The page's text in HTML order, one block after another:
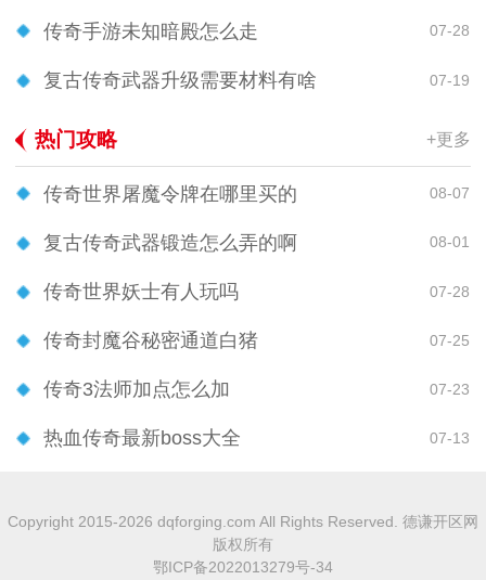
传奇手游未知暗殿怎么走 07-28
复古传奇武器升级需要材料有啥 07-19
热门攻略 +更多
传奇世界屠魔令牌在哪里买的 08-07
复古传奇武器锻造怎么弄的啊 08-01
传奇世界妖士有人玩吗 07-28
传奇封魔谷秘密通道白猪 07-25
传奇3法师加点怎么加 07-23
热血传奇最新boss大全 07-13
Copyright 2015-2026 dqforging.com All Rights Reserved. 德谦开区网
版权所有
鄂ICP备2022013279号-34